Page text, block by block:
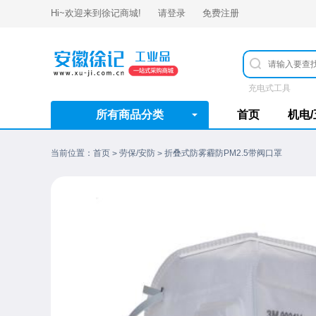
Hi~欢迎来到 徐记商城! 请登录 免费注册
充电式工具
所有商品分类 首页 机电/
当前位置： 首页 > 劳保/安防 > 折叠式防雾霾防PM2.5带阀口罩